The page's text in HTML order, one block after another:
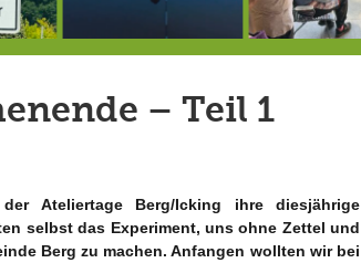
– Teil 1
Ateliertage Berg/Icking ihre diesjährige
selbst das Experiment, uns ohne Zettel und
Berg zu machen. Anfangen wollten wir bei